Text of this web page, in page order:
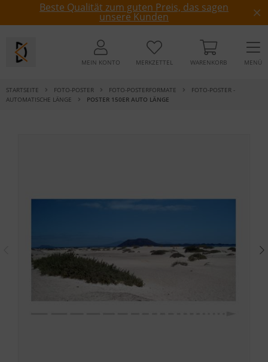
Beste Qualität zum guten Preis, das sagen
unsere Kunden
MEIN KONTO MERKZETTEL WARENKORB MENÜ
STARTSEITE FOTO-POSTER FOTO-POSTERFORMATE
FOTO-POSTER -
AUTOMATISCHE LÄNGE
POSTER 150ER AUTO LÄNGE